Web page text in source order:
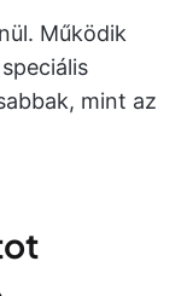
Működik
mint az